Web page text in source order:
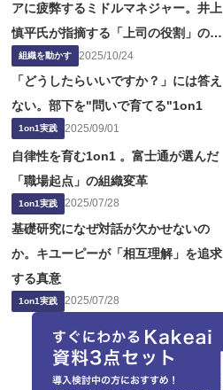
アに疲弊するミドルマネジャー。井上
慎平氏が指摘する「上司の役割」の問
題点
組織を動かす 2025/10/24
「どうしたらいいですか？」には答え
ない。部下を"問いで育てる"1on1
1on1実践 2025/09/01
自律性を育む1on1 。富士通が選んだ
「職場起点」の組織変革
1on1実践 2025/07/28
基礎研究になぜ対話が欠かせないの
か。キユーピーが「相互理解」を追求
する真意
1on1実践 2025/07/28